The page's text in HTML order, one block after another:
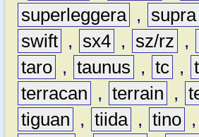
superleggera , supra
swift , sx4 , sz/rz ,
taro , taunus , tc ,
terracan
, terrain ,
tiguan
, tiida , tino ,